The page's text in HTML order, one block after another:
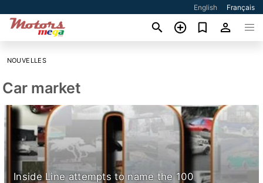
English Français
NOUVELLES
Car market
Inside Line attempts to name the 100